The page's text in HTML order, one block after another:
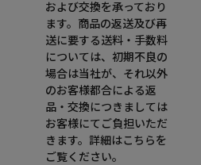
および交換を承っており
ます。商品の返送及び再
送に要する送料・手数料
については、初期不良の
場合は当社が、それ以外
のお客様都合による返
品・交換につきましては
お客様にてご負担いただ
きます。詳細はこちらを
ご覧ください。